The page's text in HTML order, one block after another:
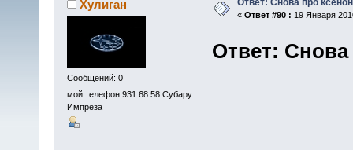
Хулиган
Сообщений: 0
мой телефон 931 68 58 Субару
Импреза
« Ответ #90 : 19 Января
Ответ: Снова